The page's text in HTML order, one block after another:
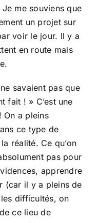
me souviens que
un projet sur
voir le jour. Il y a
en route mais
savaient pas que
fait ! » C’est une
On a pleins
ce type de
réalité. Ce qu’on
pas pour
apprendre
(car il y a pleins de
difficultés, on
ce lieu de